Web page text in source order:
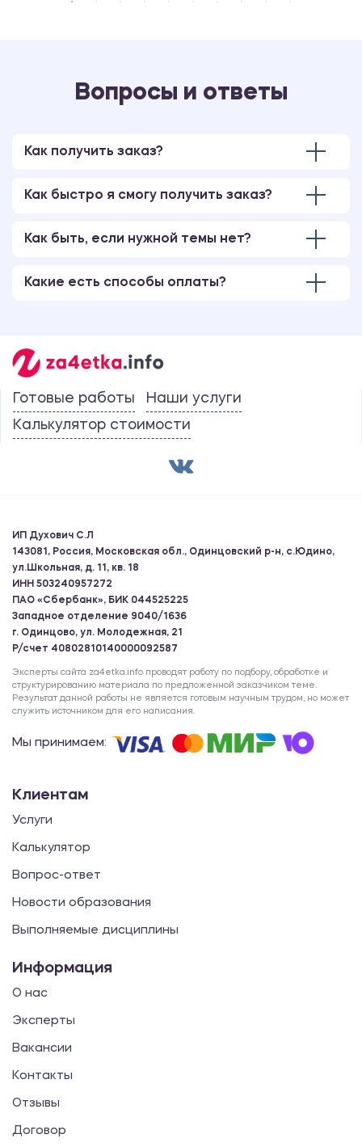
Вопросы и ответы
Как получить заказ?
Как быстро я смогу получить заказ?
Как быть, если нужной темы нет?
Какие есть способы оплаты?
Готовые работы
Наши услуги
Калькулятор стоимости
ИП Духович С.Л
143081, Россия, Московская обл., Одинцовский р-н, с.Юдино,
ул.Школьная, д. 11, кв. 18
ИНН 503240957272
ПАО «Сбербанк», БИК 044525225
Западное отделение 9040/1636
г. Одинцово, ул. Молодежная, 21
Р/счет 40802810140000092587
Эксперты сайта za4etka.info проводят работу по подбору, обработке и
структурированию материала по предложенной заказчиком теме.
Результат данной работы не является готовым научным трудом, но может
служить источником для его написания.
Мы принимаем:
Клиентам
Услуги
Калькулятор
Вопрос-ответ
Новости образования
Выполняемые дисциплины
Информация
О нас
Эксперты
Вакансии
Контакты
Отзывы
Договор